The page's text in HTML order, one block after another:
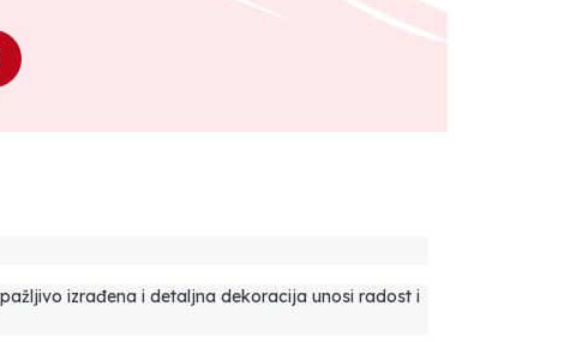
izrađena i detaljna dekoracija unosi radost i